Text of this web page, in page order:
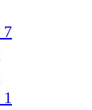
7
1